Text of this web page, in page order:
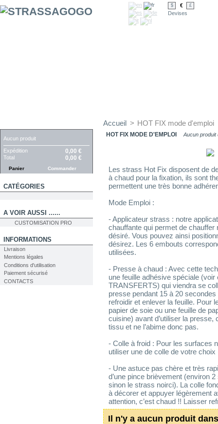
$ € £
Devises
Aucun produit
Expédition 0,00 €
Total 0,00 €
Panier Commander
CATÉGORIES
A VOIR AUSSI ......
CUSTOMISATION PRO
INFORMATIONS
Livraison
Mentions légales
Conditions d'utilisation
Paiement sécurisé
CONTACTS
Accueil > HOT FIX mode d'emploi
HOT FIX MODE D'EMPLOI Aucun produit
Les strass Hot Fix disposent de
à chaud pour la fixation, ils sont
permettent une très bonne
Mode Emploi :
- Applicateur strass : notre
chauffante qui permet de chauffer
désiré. Vous pouvez ainsi
désirez. Les 6 embouts
utilisées.
- Presse à chaud : Avec cette
une feuille adhésive spéciale
TRANSFERTS) qui viendra se
presse pendant 15 à 20
refroidir et enlever la feuille. Pour
papier de soie ou une feuille de
cuisine) avant d’utiliser la
tissu et ne l’abime donc pas.
- Colle à froid : Pour les surfaces
utiliser une de colle de votre
- Une astuce pas chère et très
d’une pince brièvement (environ
sinon le strass noirci). La colle
à décorer et appuyer légèrement
attention, c’est chaud !! Laisser
Il n'y a aucun produit